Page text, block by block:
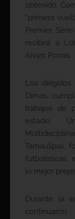
obtenido,
“primera
Premier,
recibirá a
Alvizo Porras.
Los
Dimas,
trabajos de
estadio
Tamaulipas,
futbolísticas,
lo mejor
Durante la